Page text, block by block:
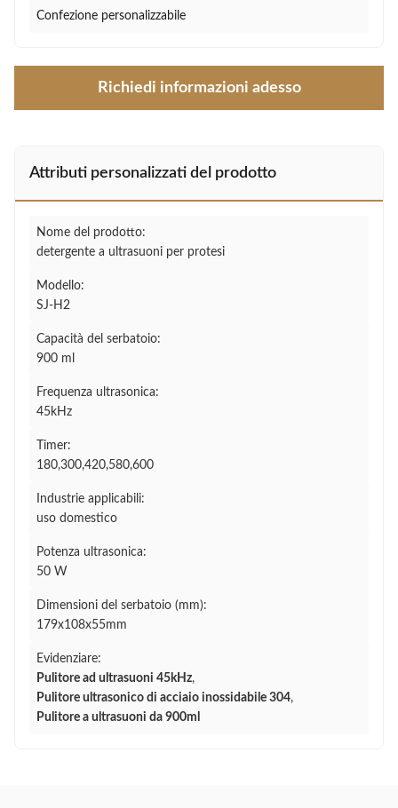
Confezione personalizzabile
Richiedi informazioni adesso
Attributi personalizzati del prodotto
Nome del prodotto:
detergente a ultrasuoni per protesi
Modello:
SJ-H2
Capacità del serbatoio:
900 ml
Frequenza ultrasonica:
45kHz
Timer:
180,300,420,580,600
Industrie applicabili:
uso domestico
Potenza ultrasonica:
50 W
Dimensioni del serbatoio (mm):
179x108x55mm
Evidenziare:
Pulitore ad ultrasuoni 45kHz,
Pulitore ultrasonico di acciaio inossidabile 304,
Pulitore a ultrasuoni da 900ml